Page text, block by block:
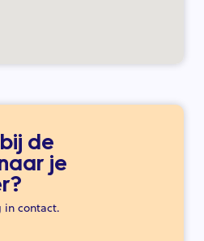
de
je
in contact.